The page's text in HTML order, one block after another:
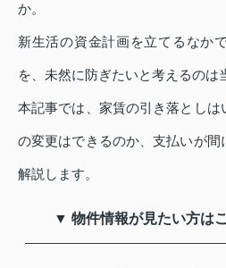
か。
新生活の資金計画を立てるなか
を、未然に防ぎたいと考えるのは
本記事では、家賃の引き落としは
の変更はできるのか、支払いが間
解説します。
▼ 物件情報が見たい方は